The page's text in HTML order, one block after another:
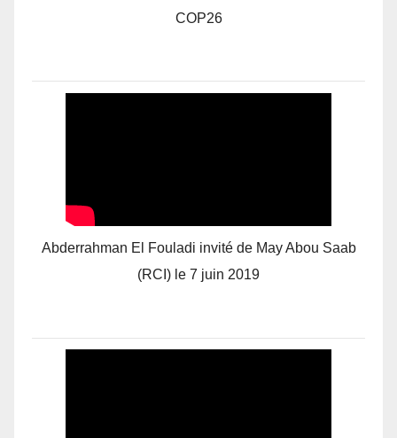
COP26
Abderrahman El Fouladi invité de May Abou Saab
(RCI) le 7 juin 2019